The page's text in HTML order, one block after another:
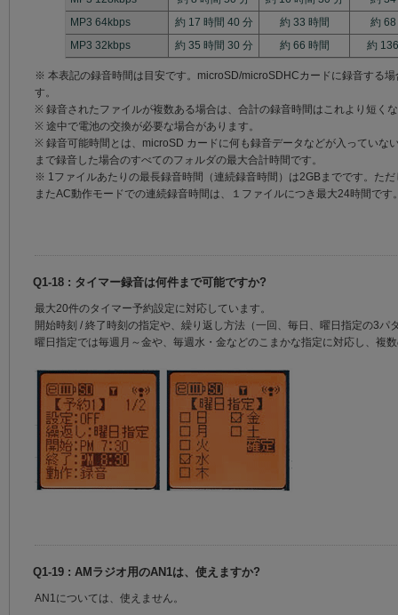
MP3 64kbps
約 17 時間 40 分 約 33 時間
約 68
MP3 32kbps
約 35 時間 30 分 約 66 時間 約
※ 本表記の録音時間は目安です。microSD/microSDHCカードに録音する
す。
※ 録音されたファイルが複数ある場合は、合計の録音時間はこれより短く
※ 途中で電池の交換が必要な場合があります。
※ 録音可能時間とは、microSD カードに何も録音データなどが入っていな
まで録音した場合のすべてのフォルダの最大合計時間です。
※ 1ファイルあたりの最長録音時間（連続録音時間）は2GBまでです。た
またAC動作モードでの連続録音時間は、１ファイルにつき最大24時間です
Q1-18 : タイマー録音は何件まで可能ですか?
最大20件のタイマー予約設定に対応しています。
開始時刻 / 終了時刻の指定や、繰り返し方法（一回、毎日、曜日指定の3パ
曜日指定では毎週月～金や、毎週水・金などのこまかな指定に対応し、複
Q1-19 : AMラジオ用のAN1は、使えますか?
AN1については、使えません。